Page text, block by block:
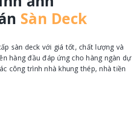
sàn deck với giá tốt, chất lượng và
hàng đầu đáp ứng cho hàng ngàn dự
công trình nhà khung thép, nhà tiền
Sàn Deck